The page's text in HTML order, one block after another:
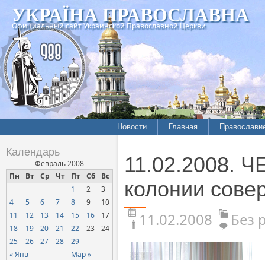
УКРАЇНА ПРАВОСЛАВНА
Официальный сайт Украинской Православной Церкви
Новости Главная
Календарь
Февраль 2008
Пн
Вт Ср Чт Пт Сб Вс
« Янв Мар »
1 2
3
4
5 6 7 8 9
10
11
12 13 14 15 16
17
18
19 20 21 22 23
24
25
26 27 28 29
11.02.2008.
колонии
11.02.2008 Без